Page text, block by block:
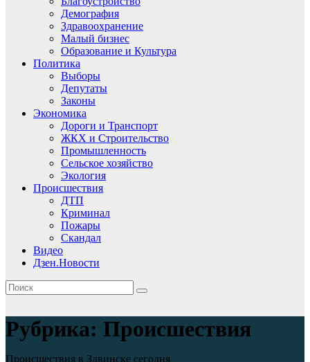
Демография
Здравоохранение
Малый бизнес
Образование и Культура
Политика
Выборы
Депутаты
Законы
Экономика
Дороги и Транспорт
ЖКХ и Строительство
Промышленность
Сельское хозяйство
Экология
Происшествия
ДТП
Криминал
Пожары
Скандал
Видео
Дзен.Новости
Рубрика: Происшествия
Происшествия в Здвинске сегодня